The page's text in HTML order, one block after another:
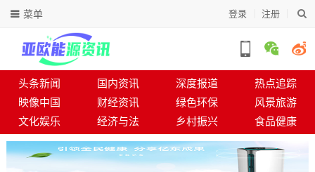
登录 注册
菜单
头条新闻 国内资讯 深度报道
热点追踪
映像中国
财经资讯 绿色环保
风景旅游
文化娱乐
经济与法 乡村振兴 食品健康